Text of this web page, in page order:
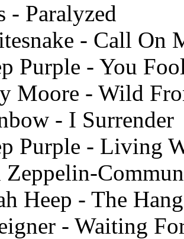
- Paralyzed
- Call On
Purple - You
Moore - Wild
- I Surrender
Purple - Living
Zeppelin-
Heep - The
- Waiting